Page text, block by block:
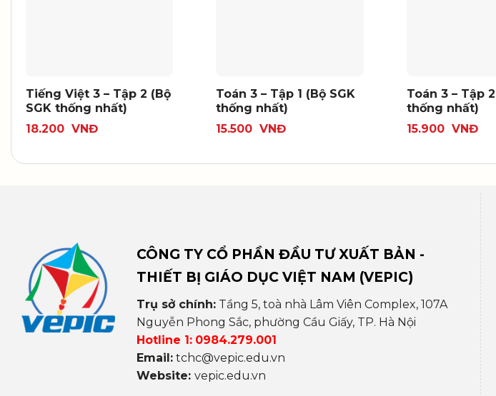
Tiếng Việt 3 – Tập 2 (Bộ
SGK thống nhất)
18.200 VNĐ
Toán 3 – Tập 1 (Bộ SGK
thống nhất)
15.500 VNĐ
Toán 3 – Tập
thống nhất)
15.900 VNĐ
CÔNG TY CỔ PHẦN ĐẦU TƯ XUẤT BẢN -
THIẾT BỊ GIÁO DỤC VIỆT NAM (VEPIC)
Trụ sở chính:Tầng 5, toà nhà Lâm Viên Complex, 107A
Nguyễn Phong Sắc, phường Cầu Giấy, TP. Hà Nội
Hotline 1: 0984.279.001
Email: tchc@vepic.edu.vn
Website: vepic.edu.vn